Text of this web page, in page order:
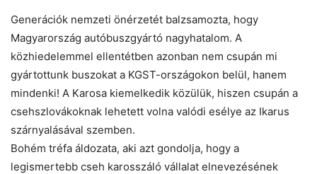
Generációk nemzeti önérzetét balzsamozta, hogy
Magyarország autóbuszgyártó nagyhatalom. A
közhiedelemmel ellentétben azonban nem csupán mi
gyártottunk buszokat a KGST-országokon belül, hanem
mindenki! A Karosa kiemelkedik közülük, hiszen csupán a
csehszlovákoknak lehetett volna valódi esélye az Ikarus
szárnyalásával szemben.
Bohém tréfa áldozata, aki azt gondolja, hogy a
legismertebb cseh karosszáló vállalat elnevezésének